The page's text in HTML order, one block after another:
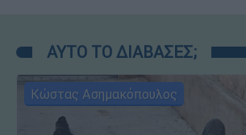
ΑΥΤΟ ΤΟ ΔΙΑΒΑΣΕΣ;
Κώστας Ασημακόπουλος